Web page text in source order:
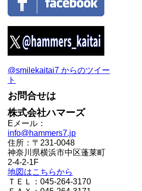
@smilekaitai7 からのツイー
ト
お問合せは
株式会社ハマーズ
Eメール：
info@hammers7.jp
住所：〒231-0048
神奈川県横浜市中区蓬莱町
2-4-2-1F
地図はこちらから
ＴＥＬ：045-264-3170